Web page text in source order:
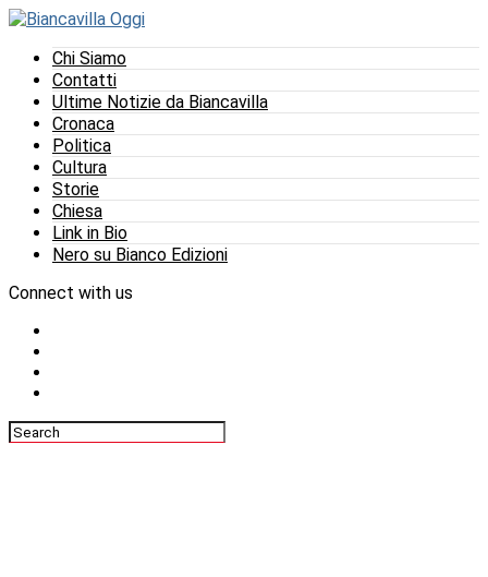
Chi Siamo
Contatti
Ultime Notizie da Biancavilla
Cronaca
Politica
Cultura
Storie
Chiesa
Link in Bio
Nero su Bianco Edizioni
Connect with us